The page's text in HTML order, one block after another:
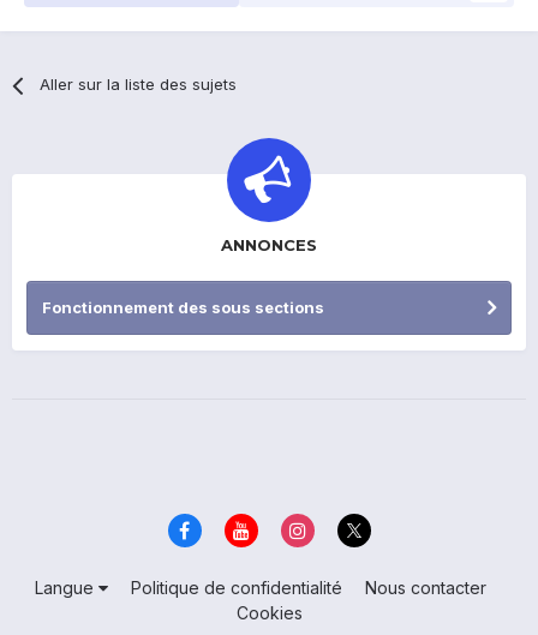
Aller sur la liste des sujets
ANNONCES
Fonctionnement des sous sections
Langue Politique de confidentialité
Nous contacter
Cookies